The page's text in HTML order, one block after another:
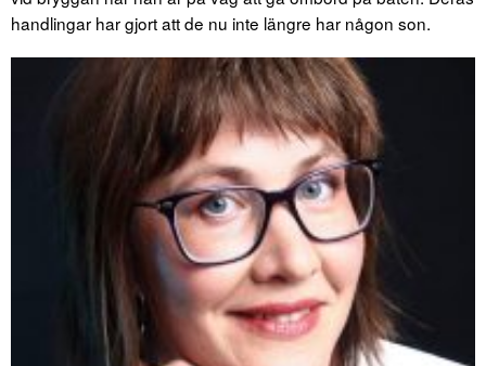
handlingar har gjort att de nu inte längre har någon son.